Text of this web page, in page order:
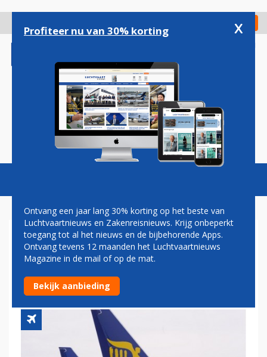
gaan
Check in
Magazine Podcasts Vacatures
RYANAIR GEEFT
AANGEVRAAGDE SCHIPHOL-
SLOTS NIET TERUG
Profiteer nu van 30% korting x
Ontvang een jaar lang 30% korting op het beste van
Luchtvaartnieuws en Zakenreisnieuws. Krijg onbeperkt
toegang tot al het nieuws en de bijbehorende Apps.
Ontvang tevens 12 maanden het Luchtvaartnieuws
Magazine in de mail of op de mat.
Bekijk aanbieding